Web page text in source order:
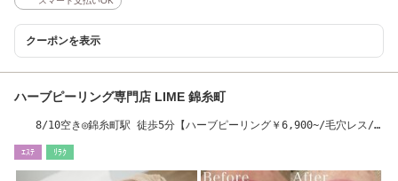
クーポンを表示
ハーブピーリング専門店 LIME 錦糸町
8/10空き◎錦糸町駅 徒歩5分【ハーブピーリング￥6,900~/毛穴レス/
ｴｽﾃ ﾘﾗｸ